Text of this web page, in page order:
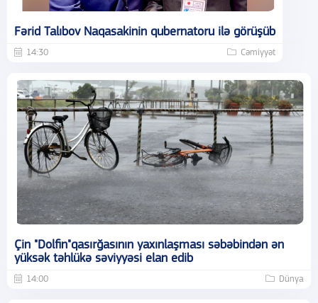
Fərid Talıbov Naqasakinin qubernatoru ilə görüşüb
14:30 Cəmiyyət
Çin "Dolfin"qasırğasının yaxınlaşması səbəbindən ən
yüksək təhlükə səviyyəsi elan edib
14:00 Dünya